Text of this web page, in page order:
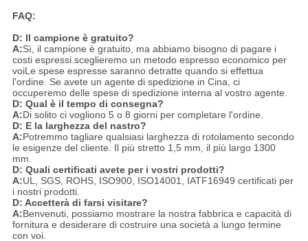
FAQ:
D: Il campione è gratuito?
A:Sì, il campione è gratuito, ma abbiamo bisogno di pagare i
costi espressi.sceglieremo un metodo espresso economico per
voiLe spese espresse saranno detratte quando si effettua
l'ordine. Se avete un agente di spedizione in Cina, ci
occuperemo delle spese di spedizione interna al vostro agente.
D: Qual è il tempo di consegna?
A:Di solito ci vogliono 5 o 8 giorni per completare l'ordine.
D: E la larghezza del nastro?
A:Potremmo tagliare qualsiasi larghezza di rotolamento secondo
le esigenze del cliente. Il più stretto 1,5 mm, il più largo 1300
mm.
D: Quali certificati avete per i vostri prodotti?
A:UL, SGS, ROHS, ISO900, ISO14001, IATF16949 certificati per
i nostri prodotti.
D: Accetterà di farsi visitare?
A:Benvenuti, possiamo mostrare la nostra fabbrica e capacità di
fornitura e desiderare di costruire una società a lungo termine
con voi.